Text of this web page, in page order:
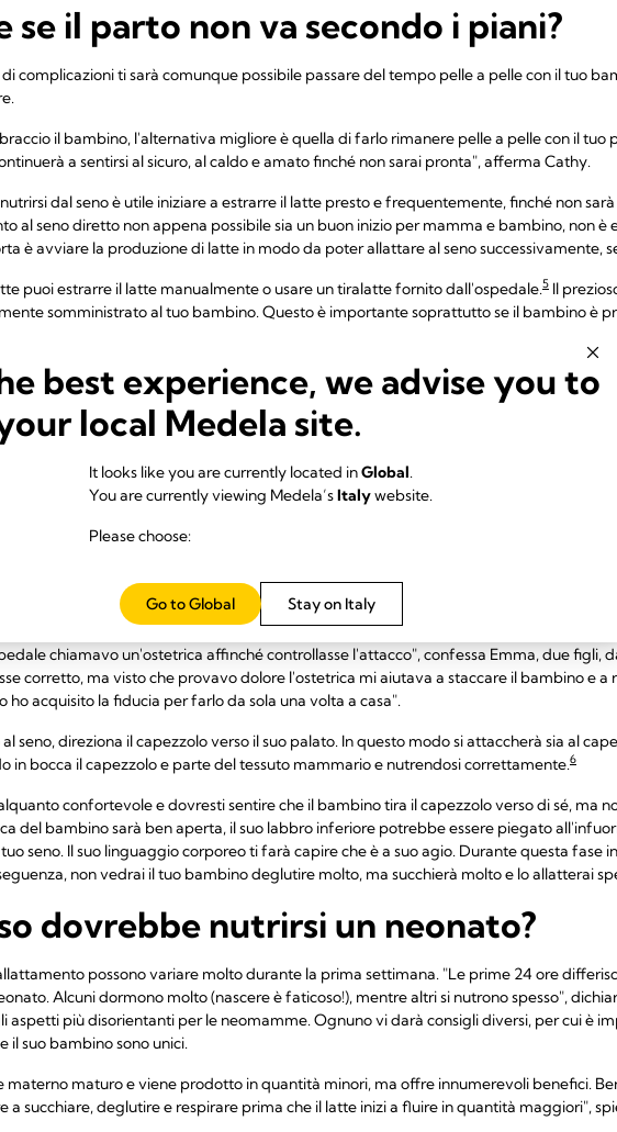
se il parto non va secondo i piani?
complicazioni ti sarà comunque possibile passare del tempo pelle a pelle con il tuo
il bambino, l'alternativa migliore è quella di farlo rimanere pelle a pelle con il tuo
a sentirsi al sicuro, al caldo e amato finché non sarai pronta", afferma Cathy.
dal seno è utile iniziare a estrarre il latte presto e frequentemente, finché non
al seno diretto non appena possibile sia un buon inizio per mamma e bambino, non è
è avviare la produzione di latte in modo da poter allattare al seno successivamente,
puoi estrarre il latte manualmente o usare un tiralatte fornito dall'ospedale.5 Il
somministrato al tuo bambino. Questo è importante soprattutto se il bambino è
moltissimi benefici per la sua salute.
allattare al seno se il tuo bambino nasce prima del previsto o se presenta
seno fin da subito. "Ho lavorato con moltissime mamme il cui bambino non si è nutrito
di una nascita prematura o di altre difficoltà, ma che sono poi riuscite ad allattare al
si attacca al seno in modo corretto?
per iniziare al meglio il percorso di allattamento al seno,
l'attacco del
e, di conseguenza, sulla sua crescita e il suo sviluppo. Un attacco non adeguato al
; quindi, non esitare a chiedere a un consulente sanitario di controllarlo,
che va bene e non noti alcun problema evidente.
chiamavo un'ostetrica affinché controllasse l'attacco", confessa Emma, due figli,
corretto, ma visto che provavo dolore l'ostetrica mi aiutava a staccare il bambino e a
acquisito la fiducia per farlo da sola una volta a casa".
seno, direziona il capezzolo verso il suo palato. In questo modo si attaccherà sia al
in bocca il capezzolo e parte del tessuto mammario e nutrendosi correttamente.6
confortevole e dovresti sentire che il bambino tira il capezzolo verso di sé, ma
del bambino sarà ben aperta, il suo labbro inferiore potrebbe essere piegato
seno. Il suo linguaggio corporeo ti farà capire che è a suo agio. Durante questa fase
non vedrai il tuo bambino deglutire molto, ma succhierà molto e lo allatterai
dovrebbe nutrirsi un neonato?
possono variare molto durante la prima settimana. "Le prime 24 ore
Alcuni dormono molto (nascere è faticoso!), mentre altri si nutrono spesso",
aspetti più disorientanti per le neomamme. Ognuno vi darà consigli diversi, per cui è
il suo bambino sono unici.
materno maturo e viene prodotto in quantità minori, ma offre innumerevoli benefici.
a succhiare, deglutire e respirare prima che il latte inizi a fluire in quantità maggiori",
best experience, we advise you to
local Medela site.
It looks like you are currently located inGlobal.
You are currently viewing Medela’sItalywebsite.
Please choose:
Stay on Italy
Go to Global